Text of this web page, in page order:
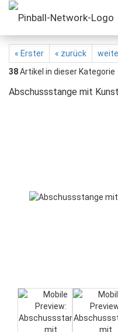
« Erster « zurück
38Artikel in dieser Kategorie
Abschussstange mit